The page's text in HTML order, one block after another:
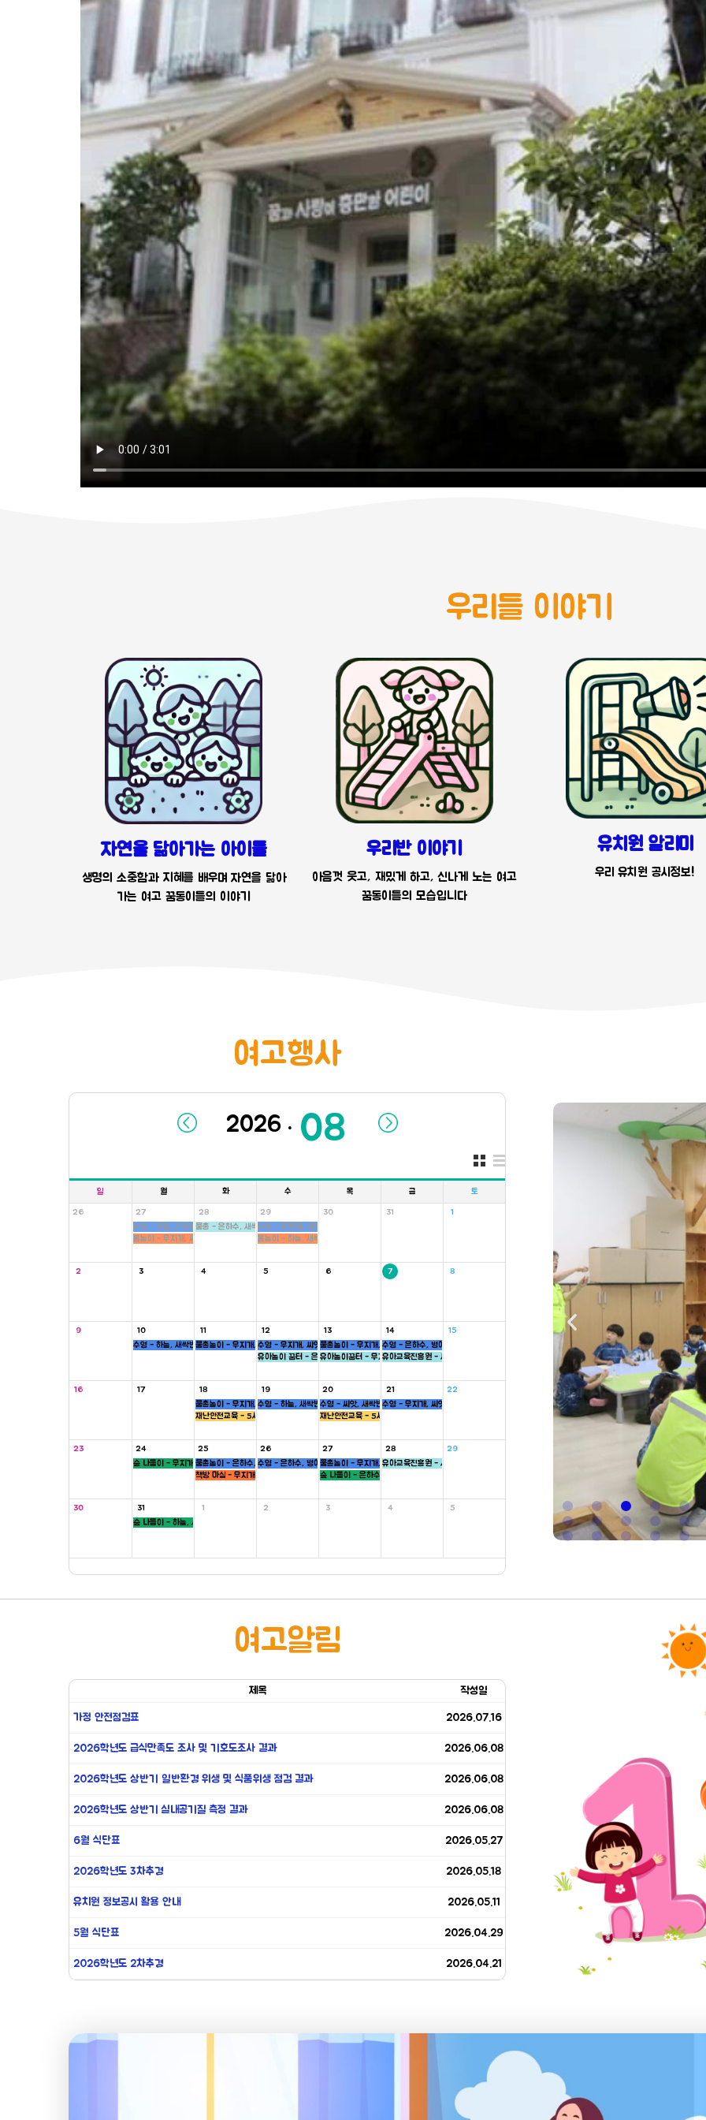
우리들 이야기
자연을 닮아가는 아이들
생명의 소중함과 지혜를 배우며 자연을 닮아
가는 여고 꿈동이들의 이야기
우리반 이야기
아음껏 웃고, 재밌게 하고, 신나게 노는 여고
꿈동이들의 모습입니다
유치원 알리미
우리 유치원 공시정보!
여고행사
.
일 월 화 수 목 금 토
26
27
수영 - 하늘, 새싹반
몸놀이 - 무지개, 씨앗반
28
물총 - 은하수, 새싹, 병아리반
29
수영 - 무지개, 씨앗반
몸놀이 - 하늘, 새싹반
30 31 1
2 3 4 5 6 7 8
9
10
수영 - 하늘, 새싹반
11
물총놀이 - 무지개, 새싹, 병아리반
12
수영 - 무지개, 씨앗반
유아놀이 꿈터 - 은하수, 하늘반
13
물총놀이 - 무지개, 씨앗, 하늘반
유아놀이꿈터 - 무지개반
14
수영 - 은하수, 병아리반
유아교육진흥원 - 씨앗반
15
16 17
18
물총놀이 - 무지개, 새싹, 병아리반
재난안전교육 - 5세
19
수영 - 하늘, 새싹반
20
수영 - 씨앗, 새싹반
재난안전교육 - 5세
21
수영 - 무지개, 씨앗반
22
23
24
숲 나들이 - 무지개, 씨앗반
25
물총놀이 - 은하수, 새싹, 병아리반
책방 마실 - 무지개 ,하늘반
26
수영 - 은하수, 병아리반
27
물총놀이 - 무지개, 씨앗, 하늘반
숲 나들이 - 은하수, 병아리반
28
유아교육진흥원 - 새싹반
29
30
31
숲 나들이 - 하늘, 새싹반
1 2 3 4 5
여고알림
제목 작성일
가정 안전점검표 2026.07.16
2026학년도 급식만족도 조사 및 기호도조사 결과 2026.06.08
2026학년도 상반기 일반환경 위생 및 식품위생 점검 결과 2026.06.08
2026학년도 상반기 실내공기질 측정 결과 2026.06.08
6월 식단표 2026.05.27
2026학년도 3차추경 2026.05.18
유치원 정보공시 활용 안내 2026.05.11
5월 식단표 2026.04.29
2026학년도 2차추경 2026.04.21